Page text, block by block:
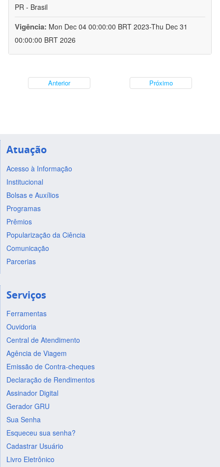
PR - Brasil
Vigência: Mon Dec 04 00:00:00 BRT 2023-Thu Dec 31
00:00:00 BRT 2026
Anterior Próximo
Atuação
Acesso à Informação
Institucional
Bolsas e Auxílios
Programas
Prêmios
Popularização da Ciência
Comunicação
Parcerias
Serviços
Ferramentas
Ouvidoria
Central de Atendimento
Agência de Viagem
Emissão de Contra-cheques
Declaração de Rendimentos
Assinador Digital
Gerador GRU
Sua Senha
Esqueceu sua senha?
Cadastrar Usuário
Livro Eletrônico